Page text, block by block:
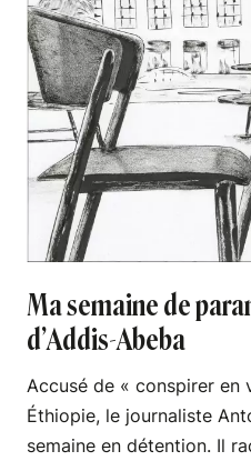
Ma semaine de
d’Addis-Abeba
Accusé de « conspirer en
Éthiopie, le journaliste
semaine en détention. Il